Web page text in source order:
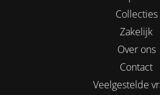
Collecties
Zakelijk
Over ons
Contact
Veelgestelde